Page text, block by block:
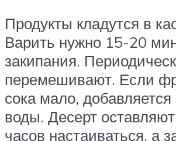
Продукты кладутся в
Варить нужно 15-20
закипания.
перемешивают. Если
сока мало,
воды. Десерт
часов настаиваться, а